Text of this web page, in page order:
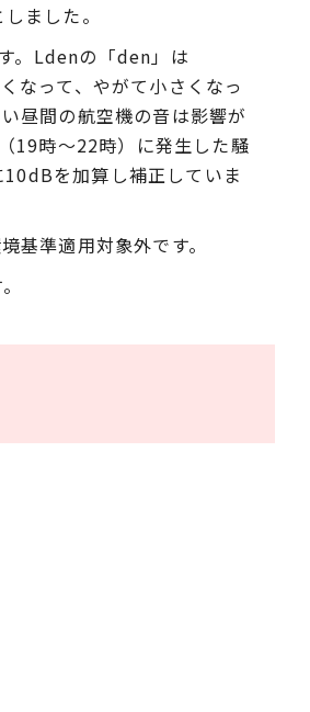
ました。
。Ldenの「den」は
なって、やがて小さくなっ
昼間の航空機の音は影響が
19時～22時）に発生した騒
を加算し補正していま
準適用対象外です。